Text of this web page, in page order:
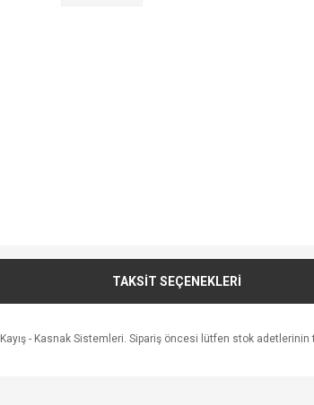
TAKSİT SEÇENEKLERİ
Kayış - Kasnak Sistemleri. Sipariş öncesi lütfen stok